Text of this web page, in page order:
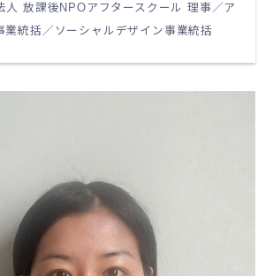
人 放課後NPOアフタースクール 理事／ア
業統括／ソーシャルデザイン事業統括